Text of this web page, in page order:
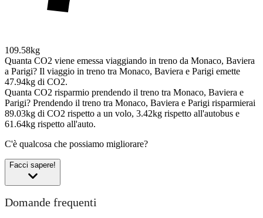
109.58kg
Quanta CO2 viene emessa viaggiando in treno da Monaco, Baviera
a Parigi? Il viaggio in treno tra Monaco, Baviera e Parigi emette
47.94kg di CO2.
Quanta CO2 risparmio prendendo il treno tra Monaco, Baviera e
Parigi? Prendendo il treno tra Monaco, Baviera e Parigi risparmierai
89.03kg di CO2 rispetto a un volo, 3.42kg rispetto all'autobus e
61.64kg rispetto all'auto.
C'è qualcosa che possiamo migliorare?
Facci sapere!
Domande frequenti